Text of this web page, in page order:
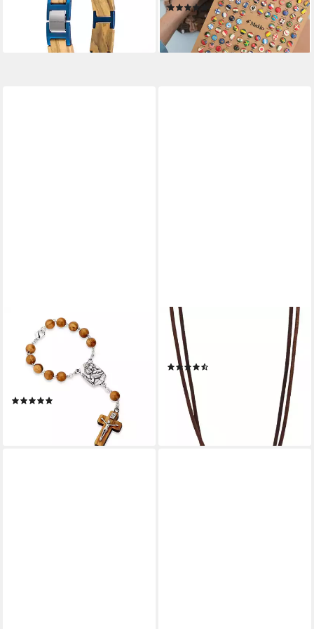
59,00 €
lieferbar - in 2-3 Werktagen bei dir
(3)
34,90 €
lieferbar - in 4-5 Werktagen bei dir
Armkette 16 cm Zehner
Rosenkranz Heiliger
Christophorus Echtholz
3x2cm Kruzfix
lieferbar - in 3-4 Werktagen bei dir
FOSSIL
Kette mit Anhänger Schmuck
Geschenk Edelstahl Leder
ab 45,00 €
leider ausverkauft